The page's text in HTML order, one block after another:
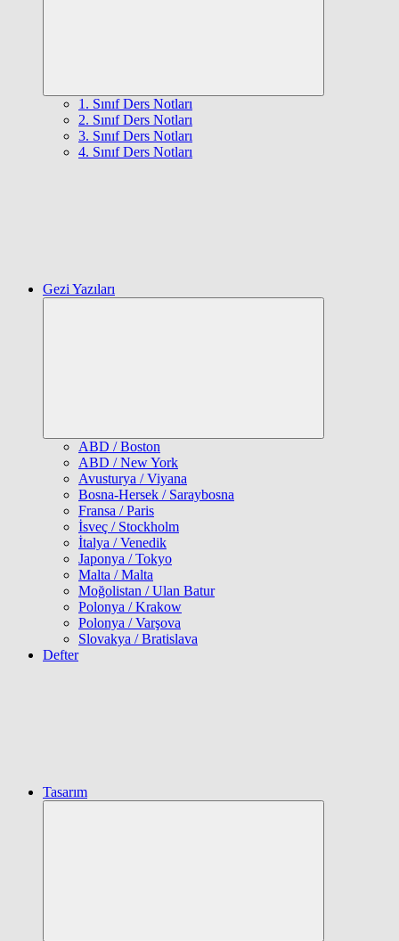
1. Sınıf Ders Notları
2. Sınıf Ders Notları
3. Sınıf Ders Notları
4. Sınıf Ders Notları
Gezi Yazıları
ABD / Boston
ABD / New York
Avusturya / Viyana
Bosna-Hersek / Saraybosna
Fransa / Paris
İsveç / Stockholm
İtalya / Venedik
Japonya / Tokyo
Malta / Malta
Moğolistan / Ulan Batur
Polonya / Krakow
Polonya / Varşova
Slovakya / Bratislava
Defter
Tasarım